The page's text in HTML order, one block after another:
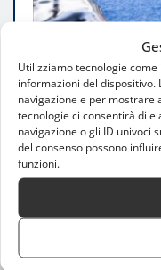
Utilizziamo tecnologie
informazioni del
navigazione e per mostrare
tecnologie ci consentirà di
navigazione o gli ID univoci
del consenso possono
funzioni.CONSIGLI
Allenamento
Milano: le
Claudia